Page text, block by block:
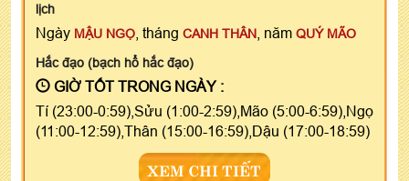
lịch
Ngày MẬU NGỌ , tháng CANH THÂN , năm QUÝ MÃO
Hắc đạo (bạch hổ hắc đạo)
GIỜ TỐT TRONG NGÀY :
Tí (23:00-0:59),Sửu (1:00-2:59),Mão (5:00-6:59),Ngọ
(11:00-12:59),Thân (15:00-16:59),Dậu (17:00-18:59)
XEM CHI TIẾT